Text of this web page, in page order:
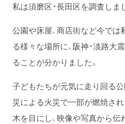
私は須磨区・長田区を調査しま
公園や床屋、商店街など今で
る様々な場所に、阪神・淡路大
ることが分かりました。
子どもたちが元気に走り回る公
災による火災で一部が燃焼さ
木を目にし、映像や写真から